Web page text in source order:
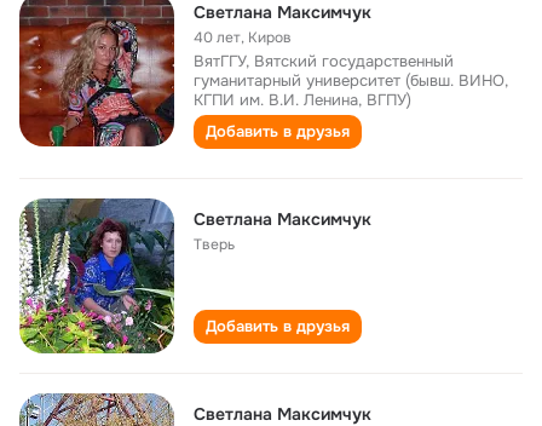
Светлана Максимчук
40 лет, Киров
ВятГГУ, Вятский государственный
гуманитарный университет (бывш. ВИНО,
КГПИ им. В.И. Ленина, ВГПУ)
Добавить в друзья
Светлана Максимчук
Тверь
Добавить в друзья
Светлана Максимчук